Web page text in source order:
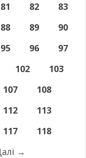
81 82
83
88 89
90
95 96
97
102
103
107
108
112
113
117
118
→